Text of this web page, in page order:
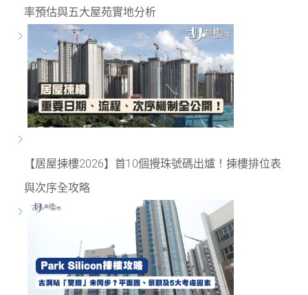
率預估與五大屋苑實地分析
【居屋揀樓2026】首10個攪珠號碼出爐！揀樓排位表
與次序全攻略